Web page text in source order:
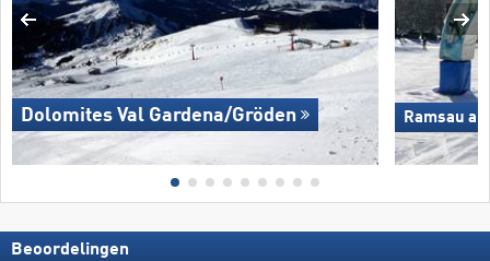
Dolomites Val Gardena/​Gröden Ramsau
Beoordelingen